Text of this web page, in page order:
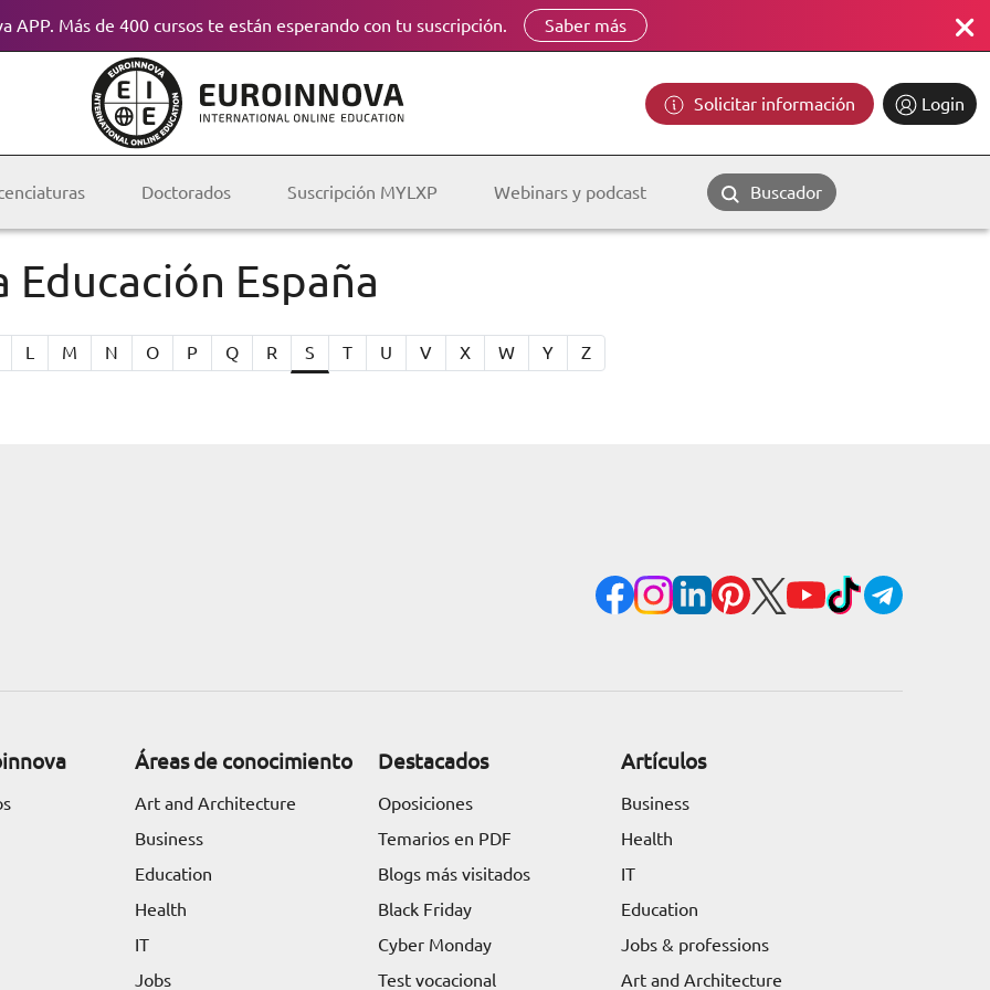
APP. Más de 400 cursos te están esperando con tu suscripción. Saber más
Solicitar información Login
Doctorados Suscripción MYLXP Webinars y podcast Buscador
España
L M N O P Q R S T U V X W Y Z
Áreas de conocimiento
Art and Architecture
Business
Education
Health
IT
Jobs
Destacados
Oposiciones
Temarios en PDF
Blogs más visitados
Black Friday
Cyber Monday
Test vocacional
Artículos
Business
Health
IT
Education
Jobs & professions
Art and Architecture